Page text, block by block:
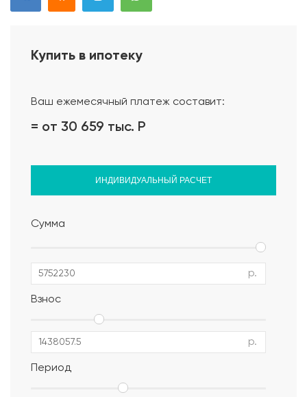
Проект дома
Альбом АР, КР, ИР
Купить в ипотеку
Ваш ежемесячный платеж составит:
= от 30 659 тыс. Р
ИНДИВИДУАЛЬНЫЙ РАСЧЕТ
Сумма
р.
Взнос
р.
Период